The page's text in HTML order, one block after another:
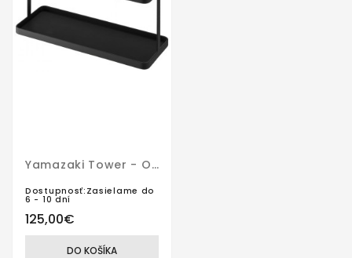
Yamazaki Tower - Odkladací Stolík 6707
Dostupnosť:Zasielame do
6 - 10 dní
125,00€
DO KOŠÍKA